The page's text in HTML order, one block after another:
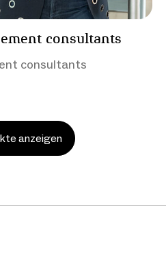
consultants
consultants
anzeigen